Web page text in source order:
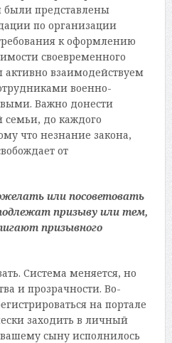
были представлены
по организации
к оформлению
своевременного
взаимодействуем
военно-
Важно донести
до каждого
что незнание закона,
от
или посоветовать
призыву или тем,
призывного
Система меняется, но
и прозрачности. Во-
на портале
заходить в личный
сыну исполнилось